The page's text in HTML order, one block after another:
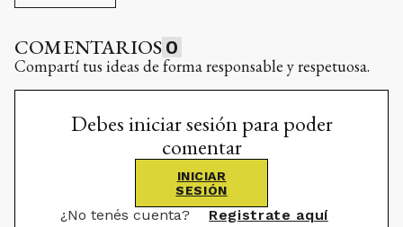
COMENTARIOS 0
Compartí tus ideas de forma responsable y respetuosa.
Debes iniciar sesión para poder
comentar
INICIAR
SESIÓN
¿No tenés cuenta? Registrate aquí